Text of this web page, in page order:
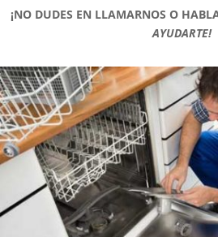
¡NO DUDES EN LLAMARNOS O
AYUDARTE!